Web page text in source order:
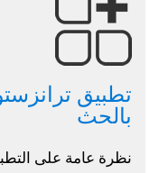
بالحث
نظرة عامة على